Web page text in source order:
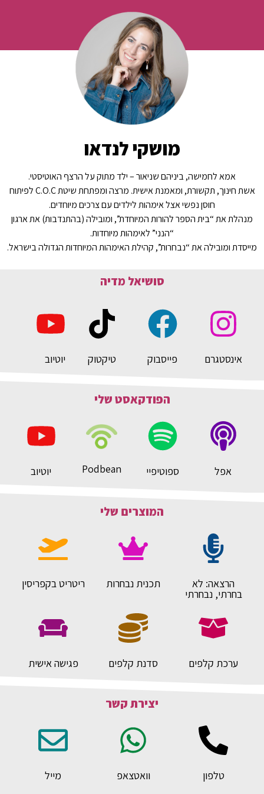
מושקי לנדאו
אמא לחמישה, ביניהם שניאור – ילד מתוק על הרצף האוטיסטי.
אשת חינוך, תקשורת, ומאמנת אישית. מרצה ומפתחת שיטת C.O.C לפיתוח
חוסן נפשי אצל אימהות לילדים עם צרכים מיוחדים.
מנהלת את “בית הספר להורות המיוחדת”, ומובילה (בהתנדבות) את ארגון
“הנני” לאימהות מיוחדות.
מייסדת ומובילה את “נבחרות”, קהילת האימהות המיוחדות הגדולה בישראל.
סושיאל מדיה
אינסטגרם פייסבוק טיקטוק יוטיוב
הפודקאסט שלי
אפל ספוטיפיי Podbean יוטיוב
המוצרים שלי
הרצאה: לא
בחרתי, נבחרתי
תכנית נבחרות ריטריט בקפריסין
ערכת קלפים סדנת קלפים פגישה אישית
יצירת קשר
טלפון וואטצאפ מייל